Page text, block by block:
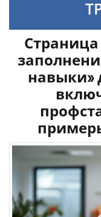
Страница
навыки»